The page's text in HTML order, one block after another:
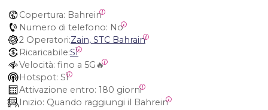
Copertura: Bahrein
Numero di telefono: No
2 Operatori:Zain, STC Bahrain
Ricaricabile:SÌ
Velocità: fino a 5G🔥
Hotspot: SÌ
Attivazione entro: 180 giorni
Inizio: Quando raggiungi il Bahrein